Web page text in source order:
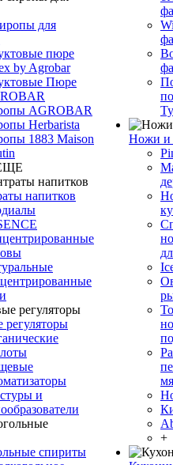
для
пюре
by Agrobar
Пюре
AGROBAR
Herbarista
1883 Maison
напитков
регуляторы
и
спириты
Ножи и
+